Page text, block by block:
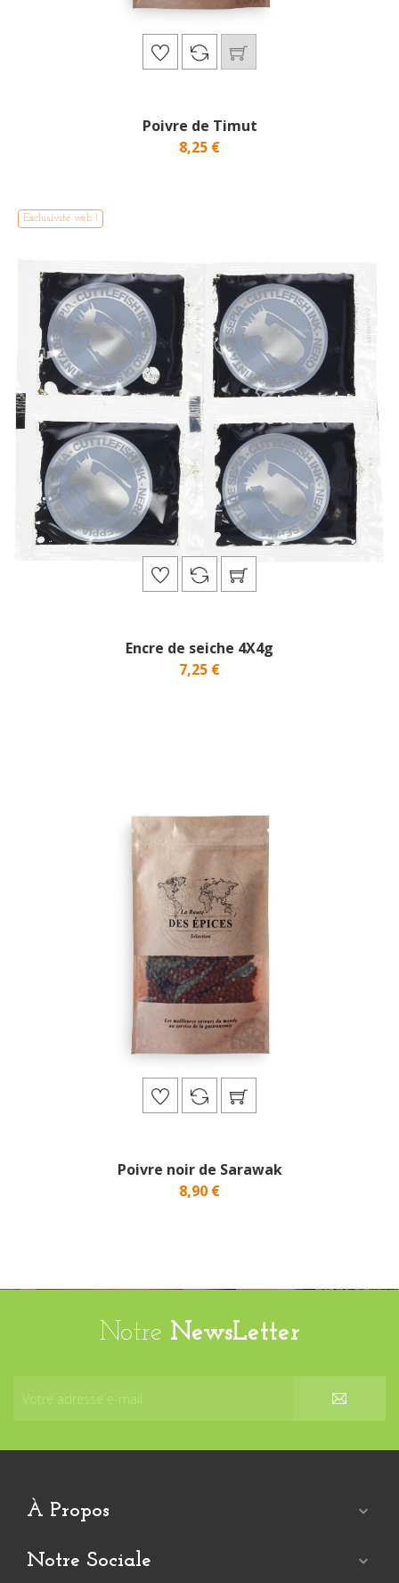
Poivre de Timut
8,25 €
Exclusivité web !
Encre de seiche 4X4g
7,25 €
Poivre noir de Sarawak
8,90 €
Notre NewsLetter
À Propos 
Notre Sociale 